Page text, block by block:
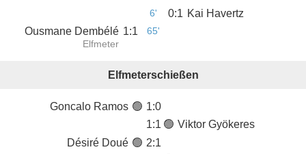
6' 0:1 Kai Havertz
Ousmane Dembélé
Elfmeter
1:1 65'
Elfmeterschießen
Goncalo Ramos 🟢 1:0
1:1 🟢 Viktor Gyökeres
Désiré Doué 🟢 2:1